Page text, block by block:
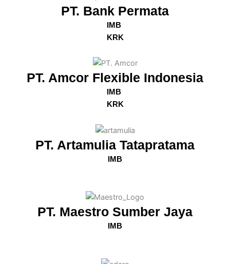
PT. Bank Permata
IMB
KRK
PT. Amcor Flexible Indonesia
IMB
KRK
PT. Artamulia Tatapratama
IMB
PT. Maestro Sumber Jaya
IMB